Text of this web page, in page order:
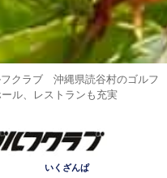
クラブ
沖縄県読谷村のゴルフ
ル、レストランも充実
いくざんぱ